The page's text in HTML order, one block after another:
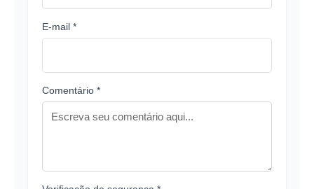
E-mail *
Comentário *